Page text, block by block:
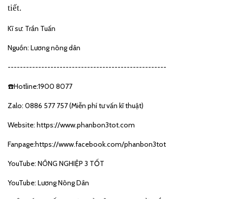
tiết.
Kĩ sư: Trần Tuấn
Nguồn: Lương nông dân
----------------------------------------------------
☎️Hotline:1900 8077
Zalo: 0886 577 757 (Miễn phí tư vấn kĩ thuật)
Website: https://www.phanbon3tot.com
Fanpage:https://www.facebook.com/phanbon3tot
YouTube: NÔNG NGHIỆP 3 TỐT
YouTube: Lương Nông Dân